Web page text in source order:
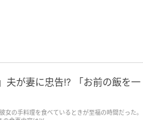
夫が妻に忠告!? 「お前の飯を一
の手料理を食べているときが至福の時間だった。